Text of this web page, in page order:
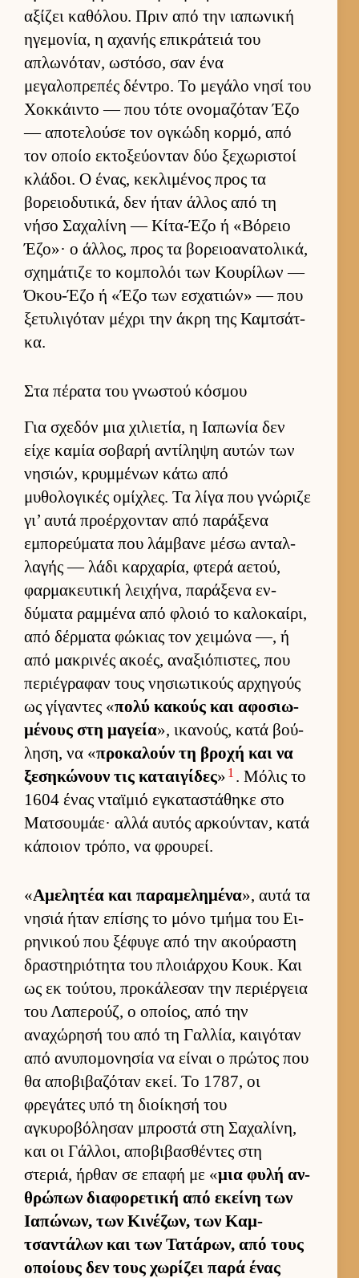
αξίζει καθόλου. Πριν από την ια­πωνική
ηγεμονία, η αχανής επικράτειά του
απλωνόταν, ωστόσο, σαν ένα
μεγαλοπρεπές δέντρο. Το μεγάλο νησί του
Χοκ­κάι­ντο — που τότε ονομαζόταν Έζο
— αποτελούσε τον ογκώδη κορ­μό, από
τον οποίο εκτοξεύ­ονταν δύο ξεχωριστοί
κλάδοι. Ο ένας, κεκλιμένος προς τα
βορειο­δυτικά, δεν ήταν άλ­λος από τη
νήσο Σαχαλίνη — Κίτα-Έζο ή «Βόρειο
Έζο»· ο άλ­λος, προς τα βορειο­ανατολικά,
σχημάτιζε το κομπολόι των Κου­ρίλων —
Όκου-Έζο ή «Έζο των εσχατιών» — που
ξετυλιγόταν μέχρι την άκρη της Καμ­τσάτ­
κα.
Στα πέρατα του γνωστού κόσμου
Για σχεδόν μια χιλιε­τία, η Ια­πωνία δεν
είχε καμία σοβαρή αντίληψη αυ­τών των
νησιών, κρυμ­μένων κάτω από
μυθολογικές ομίχλες. Τα λίγα που γνώριζε
γι’ αυτά προέρ­χονταν από παράξενα
εμπορεύ­ματα που λάμ­βανε μέσω ανταλ­
λαγής — λάδι καρ­χαρία, φτερά αετού,
φαρ­μακευ­τική λει­χήνα, παράξενα εν­
δύματα ραμ­μένα από φλοιό το καλοκαί­ρι,
από δέρ­ματα φώκιας τον χει­μώνα —, ή
από μακρινές ακοές, αναξιόπιστες, που
περιέγραφαν τους νησιω­τικούς αρ­χηγούς
ως γίγαντες «πολύ κακούς και αφοσιω­
μένους στη μαγεία», ικανούς, κατά βού­
ληση, να «προκαλούν τη βροχή και να
ξεσηκώνουν τις καται­γίδες» 1 . Μόλις το
1604 ένας νταϊμιό εγκαταστάθηκε στο
Ματσου­μάε· αλλά αυ­τός αρ­κού­νταν, κατά
κάποιον τρόπο, να φρου­ρεί.
«Αμελητέα και παραμελημένα», αυτά τα
νησιά ήταν επίσης το μόνο τμήμα του Ει­
ρηνικού που ξέφυγε από την ακού­ραστη
δραστηριότητα του πλοιάρ­χου Κουκ. Και
ως εκ τού­του, προκάλεσαν την περιέρ­γεια
του Λαπερούζ, ο οποί­ος, από την
αναχώρησή του από τη Γαλ­λία, και­γόταν
από ανυπομονησία να εί­ναι ο πρώτος που
θα αποβιβαζόταν εκεί. Το 1787, οι
φρεγάτες υπό τη διοί­κησή του
αγκυροβόλησαν μπροστά στη Σαχαλίνη,
και οι Γάλ­λοι, αποβιβασθέντες στη
στεριά, ήρ­θαν σε επαφή με «μια φυλή αν­
θρώπων δια­φορετική από εκείνη των
Ια­πώνων, των Κινέζων, των Καμ­
τσαντάλων και των Τατάρων, από τους
οποί­ους δεν τους χωρίζει παρά ένας